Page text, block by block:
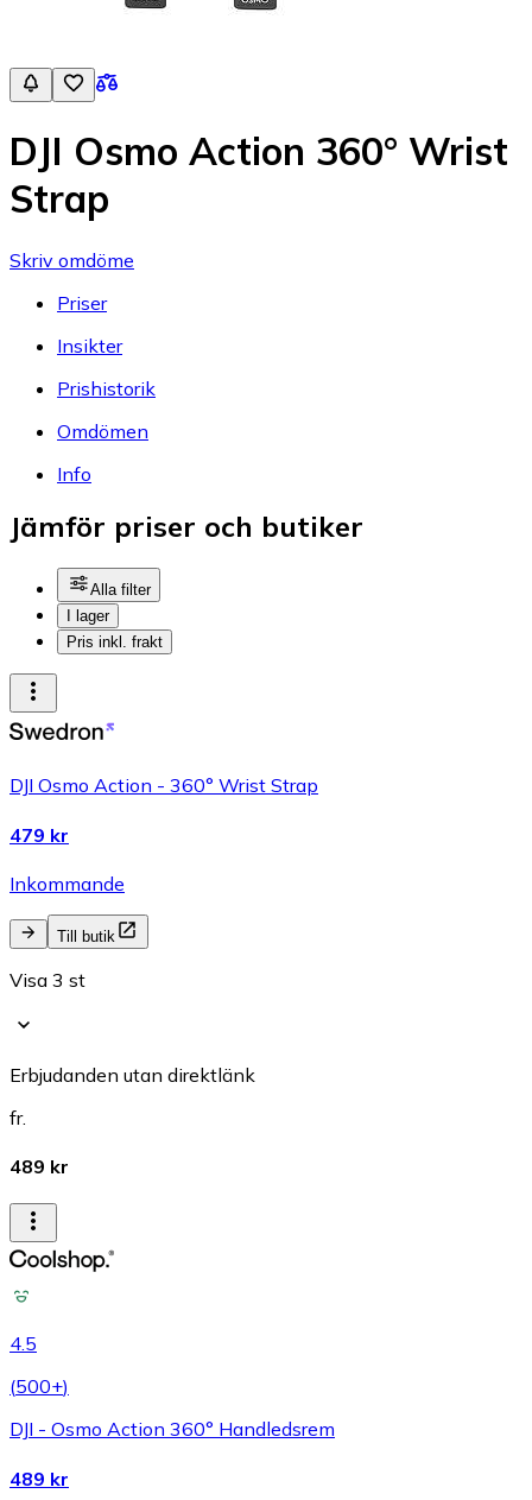
DJI Osmo Action 360° Wrist
Strap
Skriv omdöme
Priser
Insikter
Prishistorik
Omdömen
Info
Jämför priser och butiker
Alla filter
I lager
Pris inkl. frakt
DJI Osmo Action - 360° Wrist Strap
479 kr
Inkommande
Till butik
Visa 3 st
Erbjudanden utan direktlänk
fr.
489 kr
4.5
(500+)
DJI - Osmo Action 360° Handledsrem
489 kr